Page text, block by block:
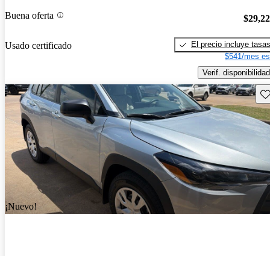
Buena oferta
Usado certificado
El precio incluye tasas
$541/mes
Verif. disponibilidad
¡Nuevo!